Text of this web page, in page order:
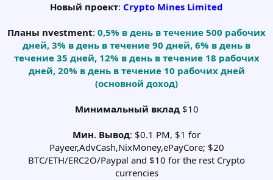
Новый проект: Crypto Mines Limited
Планы nvestment: 0,5% в день в течение 500 рабочих
дней, 3% в день в течение 90 дней, 6% в день в
течение 35 дней, 12% в день в течение 18 рабочих
дней, 20% в день в течение 10 рабочих дней
(основной доход)
Минимальный вклад$10
Мин. Вывод: $0.1 PM, $1 for
Payeer,AdvCash,NixMoney,ePayCore; $20
BTC/ETH/ERC2O/Paypal and $10 for the rest Crypto
currencies